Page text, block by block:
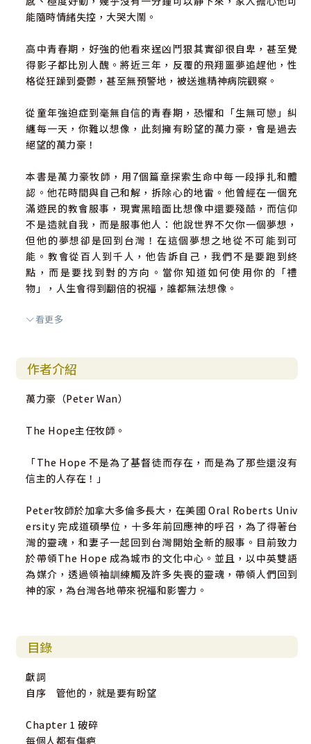
能隨時情緒失控，大哭大鬧。
高中青春期，好強的他看來逞凶鬥狠其實卻很自卑，甚至覺
得影子都比別人醜。將近三年，反覆的飛翔噩夢追趕他，性
格從狂躁到憂鬱，甚至無預警地，被送進精神病院觀察。
從童年強迫症到毫無自信的青春期，恐懼和「生無可戀」糾
纏每一天，你難以想像，此刻擁有盼望的萬力豪，會是過去
絕望的萬力豪！
本書是萬力豪牧師，用7個篇章探索生命中每一段掙扎和體
認。他花時間與自己和解，拆除心的地雷。他曾經在一個充
滿遊民的教會服事，現實黑暗面比想像中還要殘酷，而信仰
不是造就自我，而是服事他人：他說世界不欠你一個夢想，
但他的夢想卻是回到台灣！在這個夢想之地從不可能到可
能。教會從百人到千人，他告訴自己，我們不是要跑到終
點，而是要找到對的方向。當你知道如何使用你的「禮
物」，人生會得到翻倍的祝福，誰都無法想像。
本書以作者自身的經驗與故事，提供給徬徨與失落的讀者選
擇思考與價值觀。
夠釐清自己的人生困惑。
七個主題得到七個方向的座右銘。
每個人都有傷疤，但你的傷疤可能是最獨特的。
不要再遮掩破碎的痕跡，它是專屬於你個人的印記，代表你
還好好存活著，還有無限可能的未來。
「比較心」就像毒品，當你覺得比別人強，嘗到High的滋
味，就會一直比下去，但永遠比不完……
不需要有任何作為，一出生就有其價值。
每個人可能有難以言喻的「地雷」那是別人無法理解的。
傷口會痛，提醒了你還沒痊癒，不要以為蓋住就沒關係了。
只要態度和想法一改變，整個人就被釋放了。
不是要做完美的人，而是要做完整的人。
看更多
作者介紹
萬力豪（Peter Wan）
The Hope主任牧師。
「The Hope 不是為了基督徒而存在，而是為了那些還沒有
信主的人存在！」
Peter牧師於加拿大多倫多長大，在美國 Oral Roberts Univ
ersity 完成道碩學位，十多年前回應神的呼召，為了得著台
灣的靈魂，和妻子一起回到台灣開始全新的服事。目前致力
於帶領The Hope 成為城市的文化中心。並且，以中英雙語
為媒介，透過領袖訓練觸及許多失喪的靈魂，帶領人們回到
神的家，為台灣各地帶來祝福和影響力。
目錄
獻詞
自序 管他的，就是要有盼望
Chapter 1 破碎
每個人都有傷疤